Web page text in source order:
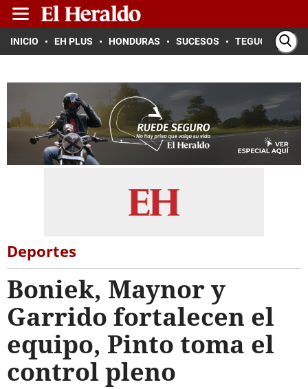
INICIO EH PLUS HONDURAS SUCESOS TEGUCIGALPA
Deportes
Boniek, Maynor y
Garrido fortalecen el
equipo, Pinto toma el
control pleno